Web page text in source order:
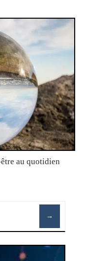
au quotidien